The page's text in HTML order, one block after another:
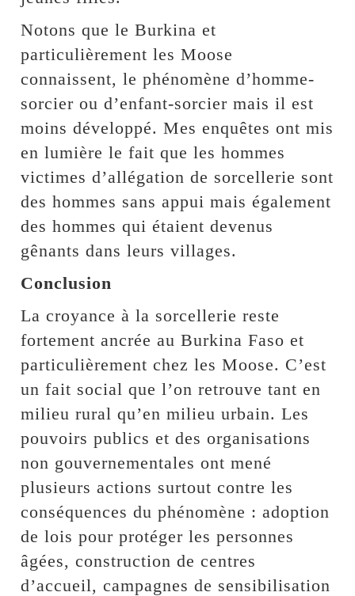
Notons que le Burkina et
particulièrement les Moose
connaissent, le phénomène d’homme-
sorcier ou d’enfant-sorcier mais il est
moins développé. Mes enquêtes ont mis
en lumière le fait que les hommes
victimes d’allégation de sorcellerie sont
des hommes sans appui mais également
des hommes qui étaient devenus
gênants dans leurs villages.
Conclusion
La croyance à la sorcellerie reste
fortement ancrée au Burkina Faso et
particulièrement chez les Moose. C’est
un fait social que l’on retrouve tant en
milieu rural qu’en milieu urbain. Les
pouvoirs publics et des organisations
non gouvernementales ont mené
plusieurs actions surtout contre les
conséquences du phénomène : adoption
de lois pour protéger les personnes
âgées, construction de centres
d’accueil, campagnes de sensibilisation